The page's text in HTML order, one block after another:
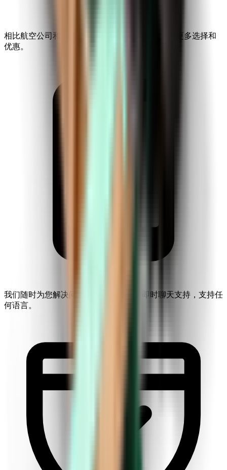
相比航空公司和机票代理商，Kiwi.com 可以提供更多选择和
优惠。
我们随时为您解决问题。随时随地获得即时聊天支持，支持任
何语言。